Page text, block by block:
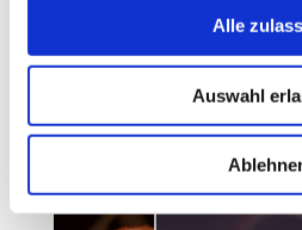
Alle
Auswahl
Kontaktformular